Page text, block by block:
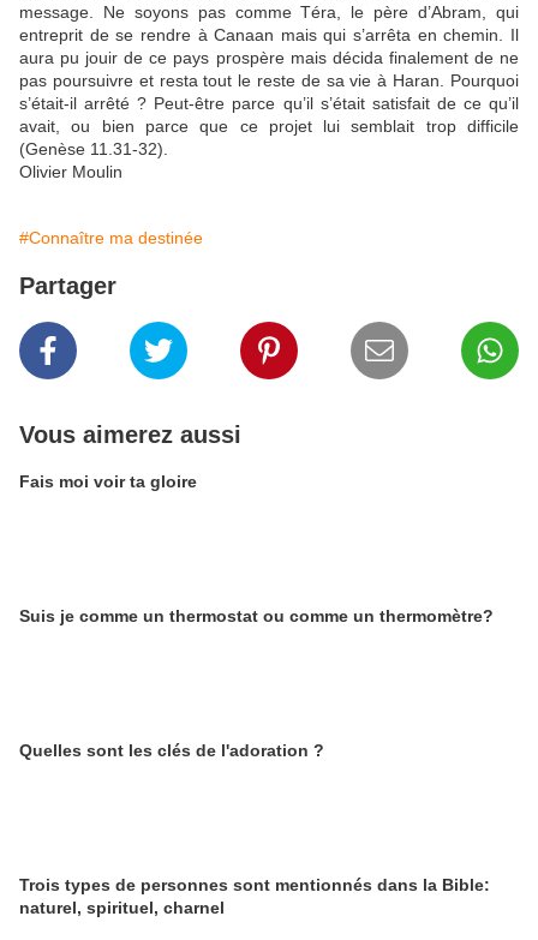
message. Ne soyons pas comme Téra, le père d’Abram, qui
entreprit de se rendre à Canaan mais qui s’arrêta en chemin. Il
aura pu jouir de ce pays prospère mais décida finalement de ne
pas poursuivre et resta tout le reste de sa vie à Haran. Pourquoi
s’était-il arrêté ? Peut-être parce qu’il s’était satisfait de ce qu’il
avait, ou bien parce que ce projet lui semblait trop difficile
(Genèse 11.31-32).
Olivier Moulin
#Connaître ma destinée
Partager
Vous aimerez aussi
Fais moi voir ta gloire
Suis je comme un thermostat ou comme un thermomètre?
Quelles sont les clés de l'adoration ?
Trois types de personnes sont mentionnés dans la Bible:
naturel, spirituel, charnel